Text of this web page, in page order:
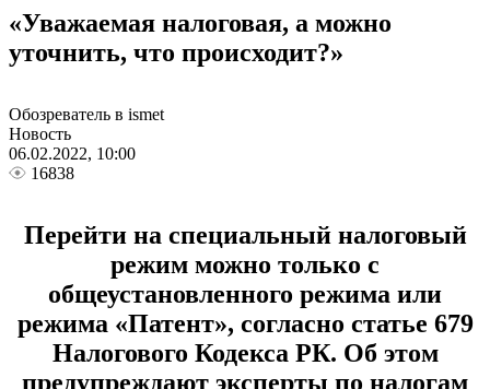
«Уважаемая налоговая, а можно
уточнить, что происходит?»
Обозреватель в ismet
Новость
06.02.2022, 10:00
16838
Перейти на специальный налоговый
режим можно только с
общеустановленного режима или
режима «Патент», согласно статье 679
Налогового Кодекса РК. Об этом
предупреждают эксперты по налогам